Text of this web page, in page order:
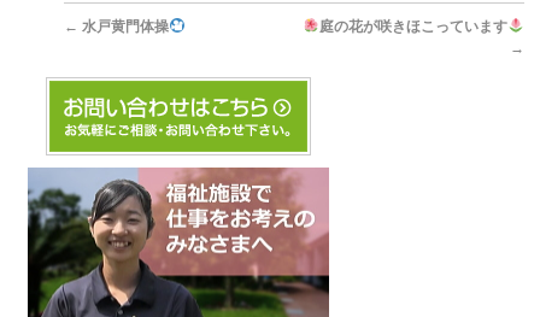
← 水戸黄門体操
庭の花が咲きほこっています
→